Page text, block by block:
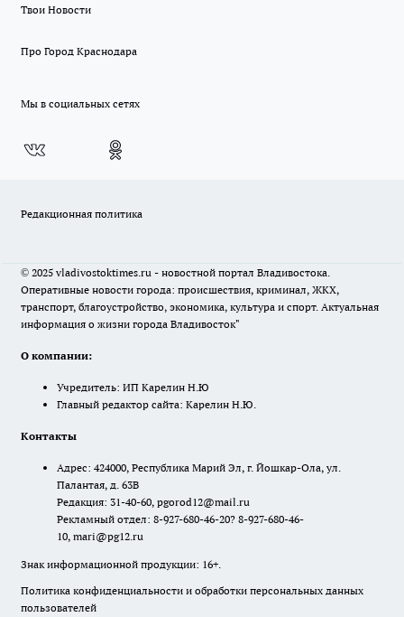
Твои Новости
Про Город Краснодара
Мы в социальных сетях
Редакционная политика
© 2025 vladivostoktimes.ru - новостной портал Владивостока.
Оперативные новости города: происшествия, криминал, ЖКХ,
транспорт, благоустройство, экономика, культура и спорт. Актуальная
информация о жизни города Владивосток"
О компании:
Учредитель: ИП Карелин Н.Ю
Главный редактор сайта: Карелин Н.Ю.
Контакты
Адрес: 424000, Республика Марий Эл, г. Йошкар-Ола, ул.
Палантая, д. 63В
Редакция: 31-40-60, pgorod12@mail.ru
Рекламный отдел: 8-927-680-46-20? 8-927-680-46-
10, mari@pg12.ru
Знак информационной продукции: 16+.
Политика конфиденциальности и обработки персональных данных
пользователей